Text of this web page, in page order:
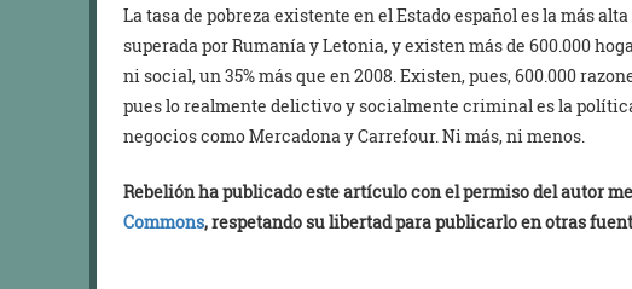
La tasa de pobreza existente en el Estado español es la más
superada por Rumanía y Letonia, y existen más de 600.000
ni social, un 35% más que en 2008. Existen, pues, 600.000
pues lo realmente delictivo y socialmente criminal es la
negocios como Mercadona y Carrefour. Ni más, ni menos.
Rebelión ha publicado este artículo con el permiso del autor
Commons, respetando su libertad para publicarlo en otras